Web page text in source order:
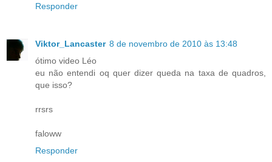
Responder
Viktor_Lancaster 8 de novembro de 2010 às 13:48
ótimo video Léo
eu não entendi oq quer dizer queda na taxa de quadros,
que isso?
rrsrs
faloww
Responder